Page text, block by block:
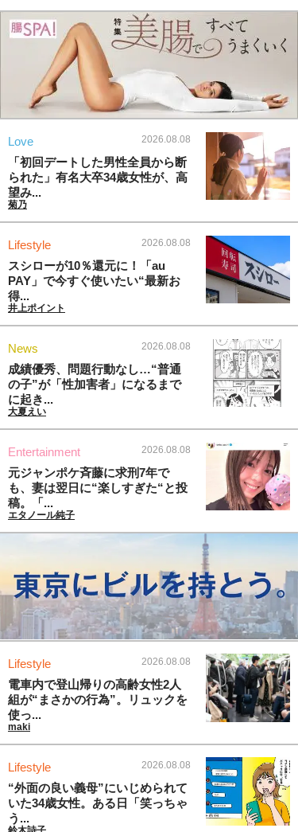
Love 2026.08.08
「初回デートした男性全員から断
られた」有名大卒34歳女性が、高
望み...
菊乃
Lifestyle 2026.08.08
スシローが10％還元に！「au
PAY」で今すぐ使いたい“最新お
得...
井上ポイント
News 2026.08.08
成績優秀、問題行動なし…“普通
の子”が「性加害者」になるまで
に起き...
大夏えい
Entertainment 2026.08.08
元ジャンポケ斉藤に求刑7年で
も、妻は翌日に“楽しすぎた“と投
稿。「...
エタノール純子
Lifestyle 2026.08.08
電車内で登山帰りの高齢女性2人
組が“まさかの行為”。リュックを
使っ...
maki
Lifestyle 2026.08.08
“外面の良い義母”にいじめられて
いた34歳女性。ある日「笑っちゃ
う...